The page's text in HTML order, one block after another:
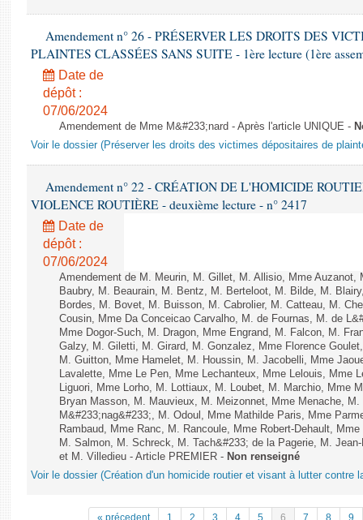
Amendement n° 26 - PRÉSERVER LES DROITS DES
PLAINTES CLASSÉES SANS SUITE - 1ère lecture (1ère
Date de
dépôt :
07/06/2024
Amendement de Mme M&#233;nard - Après l'article UNIQUE -
Voir le dossier (Préserver les droits des victimes dépositaires de
Amendement n° 22 - CRÉATION DE L'HOMICIDE
VIOLENCE ROUTIÈRE - deuxième lecture - n° 2417
Date de
dépôt :
07/06/2024
Amendement de M. Meurin, M. Gillet, M. Allisio, Mme Auzanot,
Baubry, M. Beaurain, M. Bentz, M. Berteloot, M. Bilde, M.
Bordes, M. Bovet, M. Buisson, M. Cabrolier, M. Catteau, M.
Cousin, Mme Da Conceicao Carvalho, M. de Fournas, M. de
Mme Dogor-Such, M. Dragon, Mme Engrand, M. Falcon, M.
Galzy, M. Giletti, M. Girard, M. Gonzalez, Mme Florence
M. Guitton, Mme Hamelet, M. Houssin, M. Jacobelli, Mme
Lavalette, Mme Le Pen, Mme Lechanteux, Mme Lelouis, Mme
Liguori, Mme Lorho, M. Lottiaux, M. Loubet, M. Marchio, Mme
Bryan Masson, M. Mauvieux, M. Meizonnet, Mme Menache,
M&#233;nag&#233;, M. Odoul, Mme Mathilde Paris, Mme
Rambaud, Mme Ranc, M. Rancoule, Mme Robert-Dehault,
M. Salmon, M. Schreck, M. Tach&#233; de la Pagerie, M.
et M. Villedieu - Article PREMIER - Non renseigné
Voir le dossier (Création d'un homicide routier et visant à lutter contre
« précedent 1 2 3 4 5 6 7 8 9